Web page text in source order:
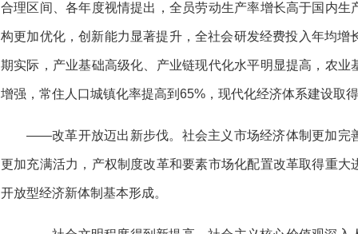
合理区间、各年度视情提出，全员劳动生产率增长高于国内
构更加优化，创新能力显著提升，全社会研发经费投入年均增
期实际，产业基础高级化、产业链现代化水平明显提高，农
增强，常住人口城镇化率提高到65%，现代化经济体系建设取
——改革开放迈出新步伐。社会主义市场经济体制更加完
更加充满活力，产权制度改革和要素市场化配置改革取得重
开放型经济新体制基本形成。